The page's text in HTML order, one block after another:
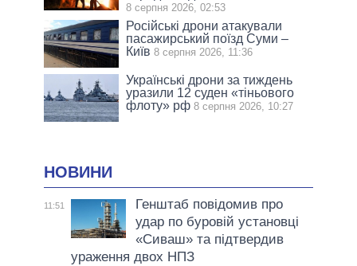
8 серпня 2026, 02:53
Російські дрони атакували
пасажирський поїзд Суми –
Київ 8 серпня 2026, 11:36
Українські дрони за тиждень
уразили 12 суден «тіньового
флоту» рф 8 серпня 2026, 10:27
НОВИНИ
11:51
Генштаб повідомив про
удар по буровій установці
«Сиваш» та підтвердив
ураження двох НПЗ